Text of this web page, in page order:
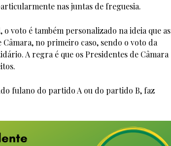
nas juntas de freguesia.
voto é também personalizado na ideia que as
no primeiro caso, sendo o voto da
A regra é que os Presidentes de Câmara
fulano do partido A ou do partido B, faz